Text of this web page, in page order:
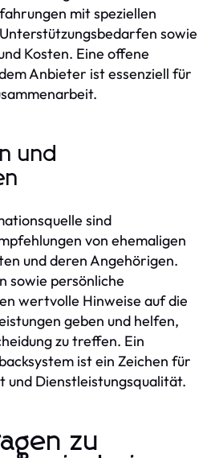
mit speziellen
sowie
Kosten. Eine offene
Anbieter ist essenziell für
und
sind
von ehemaligen
und deren Angehörigen.
sowie persönliche
wertvolle Hinweise auf die
geben und helfen,
zu treffen. Ein
ist ein Zeichen für
und Dienstleistungsqualität.
zu